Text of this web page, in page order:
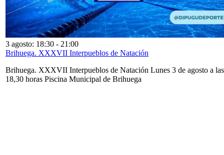
3 agosto: 18:30 - 21:00
Brihuega. XXXVII Interpueblos de Natación
Brihuega. XXXVII Interpueblos de Natación Lunes 3 de agosto a las
18,30 horas Piscina Municipal de Brihuega